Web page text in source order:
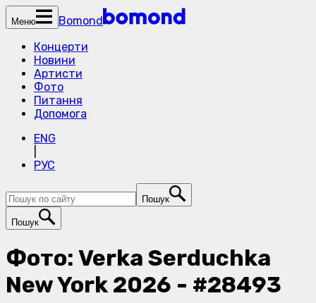
Меню
Bomond
Концерти
Новини
Артисти
Фото
Питання
Допомога
ENG
РУС
Пошук
Пошук
Фото: Verka Serduchka
New York 2026 - #28493